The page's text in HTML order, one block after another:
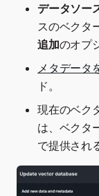
データソー
スのベクタ
追加のオプ
メタデータ
ド。
現在のベク
は、ベクタ
で提供され